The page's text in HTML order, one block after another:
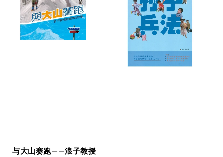
与大山赛跑——浪子教授